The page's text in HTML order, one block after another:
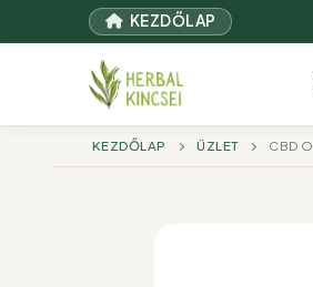
a
KEZDŐLAP
KEZDŐLAP ÜZLET CBD